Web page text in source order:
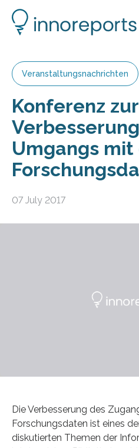
Veranstaltungsnachrichten
Konferenz zur
Umgangs
07 July 2017
Die Verbesserung des
Forschungsdaten ist eines
diskutierten Themen der